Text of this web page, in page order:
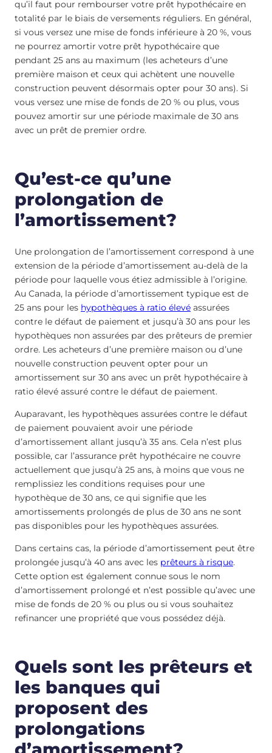
qu’il faut pour rembourser votre prêt hypothécaire en
totalité par le biais de versements réguliers. En général,
si vous versez une mise de fonds inférieure à 20 %, vous
ne pourrez amortir votre prêt hypothécaire que
pendant 25 ans au maximum (les acheteurs d’une
première maison et ceux qui achètent une nouvelle
construction peuvent désormais opter pour 30 ans). Si
vous versez une mise de fonds de 20 % ou plus, vous
pouvez amortir sur une période maximale de 30 ans
avec un prêt de premier ordre.
Qu’est-ce qu’une
prolongation de
l’amortissement?
Une prolongation de l’amortissement correspond à une
extension de la période d’amortissement au-delà de la
période pour laquelle vous étiez admissible à l’origine.
Au Canada, la période d’amortissement typique est de
25 ans pour les hypothèques à ratio élevé assurées
contre le défaut de paiement et jusqu’à 30 ans pour les
hypothèques non assurées par des prêteurs de premier
ordre. Les acheteurs d’une première maison ou d’une
nouvelle construction peuvent opter pour un
amortissement sur 30 ans avec un prêt hypothécaire à
ratio élevé assuré contre le défaut de paiement.
Auparavant, les hypothèques assurées contre le défaut
de paiement pouvaient avoir une période
d’amortissement allant jusqu’à 35 ans. Cela n’est plus
possible, car l’assurance prêt hypothécaire ne couvre
actuellement que jusqu’à 25 ans, à moins que vous ne
remplissiez les conditions requises pour une
hypothèque de 30 ans, ce qui signifie que les
amortissements prolongés de plus de 30 ans ne sont
pas disponibles pour les hypothèques assurées.
Dans certains cas, la période d’amortissement peut être
prolongée jusqu’à 40 ans avec les prêteurs à risque.
Cette option est également connue sous le nom
d’amortissement prolongé et n’est possible qu’avec une
mise de fonds de 20 % ou plus ou si vous souhaitez
refinancer une propriété que vous possédez déjà.
Quels sont les prêteurs et
les banques qui
proposent des
prolongations